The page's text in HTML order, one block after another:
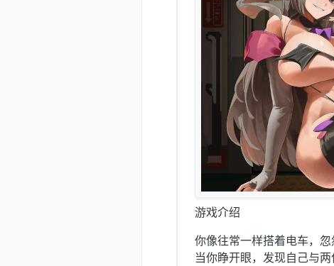
游戏介绍
你像往常一样搭着电车，忽
当你睁开眼，发现自己与